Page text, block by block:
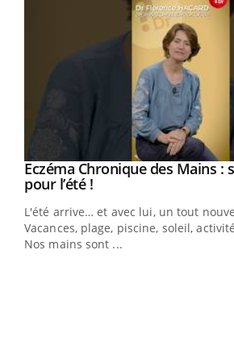
Youtube
Eczéma Chronique des Mains :
pour l’été !Youtube
L'été arrive… et avec lui, un tout
Vacances, plage, piscine, soleil,
Nos mains sont ...